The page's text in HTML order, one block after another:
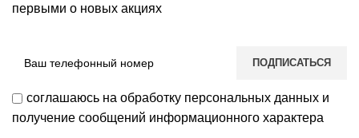
первыми о новых акциях
соглашаюсь на обработку персональных данных и
получение сообщений информационного характера